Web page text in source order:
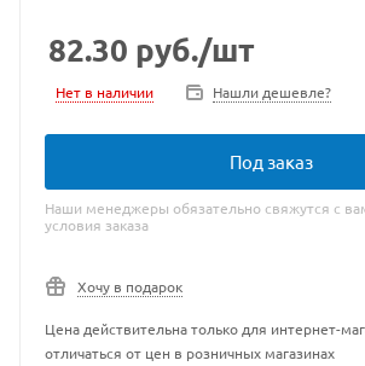
82.30 руб./шт
Нет в наличии Нашли дешевле?
Под заказ
Наши менеджеры обязательно свяжутся с
условия заказа
Хочу в подарок
Цена действительна только для интернет-
отличаться от цен в розничных магазинах